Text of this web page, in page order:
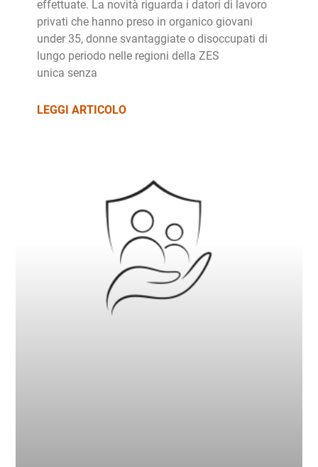
effettuate. La novità riguarda i datori di lavoro
privati che hanno preso in organico giovani
under 35, donne svantaggiate o disoccupati di
lungo periodo nelle regioni della ZES
unica senza
LEGGI ARTICOLO